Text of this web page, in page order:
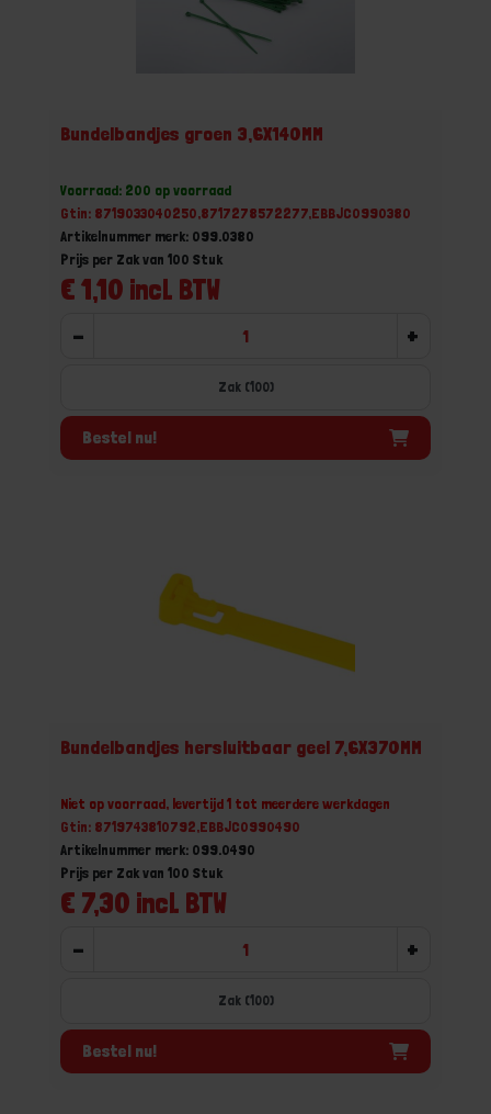
Bundelbandjes groen 3,6X140MM
Voorraad: 200 op voorraad
Gtin: 8719033040250,8717278572277,EBBJC0990380
Artikelnummer merk: 099.0380
€ 1,10 incl. BTW
Prijs per Zak van 100 Stuk
- +
Zak (100)
Bestel nu!
Bundelbandjes hersluitbaar geel 7,6X370MM
Niet op voorraad, levertijd 1 tot meerdere werkdagen
Gtin: 8719743810792,EBBJC0990490
Artikelnummer merk: 099.0490
€ 7,30 incl. BTW
Prijs per Zak van 100 Stuk
- +
Zak (100)
Bestel nu!